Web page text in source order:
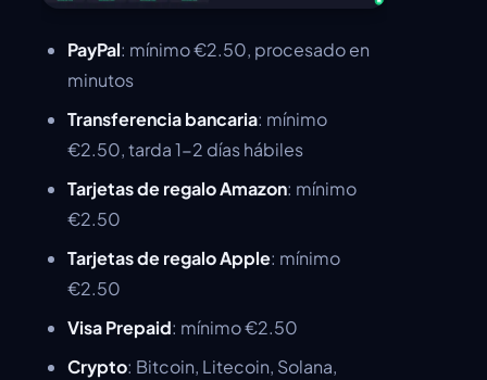
PayPal: mínimo €2.50, procesado en
minutos
Transferencia bancaria: mínimo
€2.50, tarda 1-2 días hábiles
Tarjetas de regalo Amazon: mínimo
€2.50
Tarjetas de regalo Apple: mínimo
€2.50
Visa Prepaid: mínimo €2.50
Crypto: Bitcoin, Litecoin, Solana,